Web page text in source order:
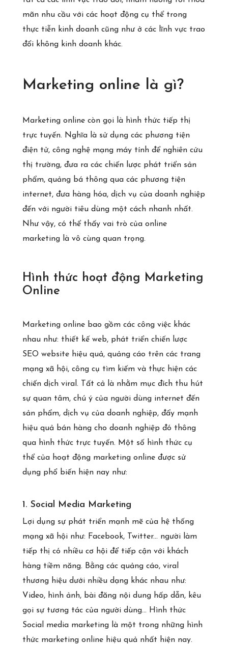
mãn nhu cầu với các hoạt động cụ thể trong
thực tiễn kinh doanh cũng như ở các lĩnh vực trao
đổi không kinh doanh khác.
Marketing online là gì?
Marketing online còn gọi là hình thức tiếp thị
trực tuyến. Nghĩa là sử dụng các phương tiện
điện tử, công nghệ mạng máy tính để nghiên cứu
thị trường, đưa ra các chiến lược phát triển sản
phẩm, quảng bá thông qua các phương tiện
internet, đưa hàng hóa, dịch vụ của doanh nghiệp
đến với người tiêu dùng một cách nhanh nhất.
Như vậy, có thể thấy vai trò của online
marketing là vô cùng quan trọng.
Hình thức hoạt động Marketing
Online
Marketing online bao gồm các công việc khác
nhau như: thiết kế web, phát triển chiến lược
SEO website hiệu quả, quảng cáo trên các trang
mạng xã hội, công cụ tìm kiếm và thực hiện các
chiến dịch viral. Tất cả là nhằm mục đích thu hút
sự quan tâm, chú ý của người dùng internet đến
sản phẩm, dịch vụ của doanh nghiệp, đẩy mạnh
hiệu quả bán hàng cho doanh nghiệp đó thông
qua hình thức trực tuyến. Một số hình thức cụ
thể của hoạt động marketing online được sử
dụng phổ biến hiện nay như:
1. Social Media Marketing
Lợi dụng sự phát triển mạnh mẽ của hệ thống
mạng xã hội như: Facebook, Twitter... người làm
tiếp thị có nhiều cơ hội để tiếp cận với khách
hàng tiềm năng. Bằng các quảng cáo, viral
thương hiệu dưới nhiều dạng khác nhau như:
Video, hình ảnh, bài đăng nội dung hấp dẫn, kêu
gọi sự tương tác của người dùng... Hình thức
Social media marketing là một trong những hình
thức marketing online hiệu quả nhất hiện nay.